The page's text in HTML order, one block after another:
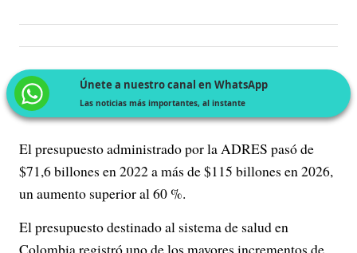
Únete a nuestro canal en WhatsApp
Las noticias más importantes, al instante
El presupuesto administrado por la ADRES pasó de
$71,6 billones en 2022 a más de $115 billones en 2026,
un aumento superior al 60 %.
El presupuesto destinado al sistema de salud en